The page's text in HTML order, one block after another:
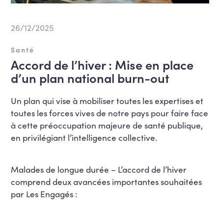
26/12/2025
Santé
Accord de l’hiver : Mise en place
d’un plan national burn-out
Un plan qui vise à mobiliser toutes les expertises et
toutes les forces vives de notre pays pour faire face
à cette préoccupation majeure de santé publique,
en privilégiant l’intelligence collective.
Malades de longue durée – L’accord de l’hiver
comprend deux avancées importantes souhaitées
par Les Engagés :